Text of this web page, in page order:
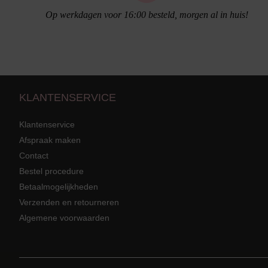
Op werkdagen voor 16:00 besteld, morgen al in huis!
KLANTENSERVICE
Klantenservice
Afspraak maken
Contact
Bestel procedure
Betaalmogelijkheden
Verzenden en retourneren
Algemene voorwaarden
Strandkleding
terug
Alle Strandkleding
Tuniek En Blouses
Badmode met structuur stof Zwarte